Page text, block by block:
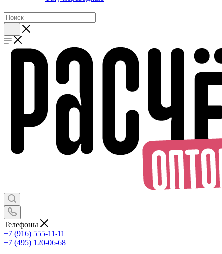
Телефоны
+7 (916) 555-11-11
+7 (495) 120-06-68